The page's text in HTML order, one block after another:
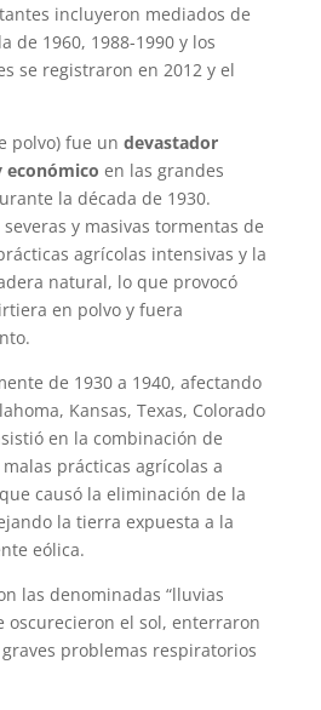
incluyeron mediados de
de 1960, 1988-1990 y los
se registraron en 2012 y el
polvo) fue un devastador
económico en las grandes
la década de 1930.
y masivas tormentas de
agrícolas intensivas y la
natural, lo que provocó
en polvo y fuera
de 1930 a 1940, afectando
Kansas, Texas, Colorado
en la combinación de
prácticas agrícolas a
causó la eliminación de la
la tierra expuesta a la
eólica.
las denominadas “lluvias
oscurecieron el sol, enterraron
problemas respiratorios